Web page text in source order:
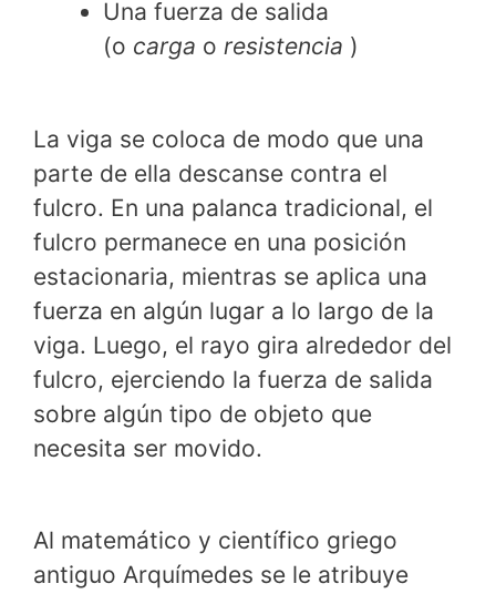
Una fuerza de salida
(o carga o resistencia )
La viga se coloca de modo que una
parte de ella descanse contra el
fulcro. En una palanca tradicional, el
fulcro permanece en una posición
estacionaria, mientras se aplica una
fuerza en algún lugar a lo largo de la
viga. Luego, el rayo gira alrededor del
fulcro, ejerciendo la fuerza de salida
sobre algún tipo de objeto que
necesita ser movido.
Al matemático y científico griego
antiguo Arquímedes se le atribuye